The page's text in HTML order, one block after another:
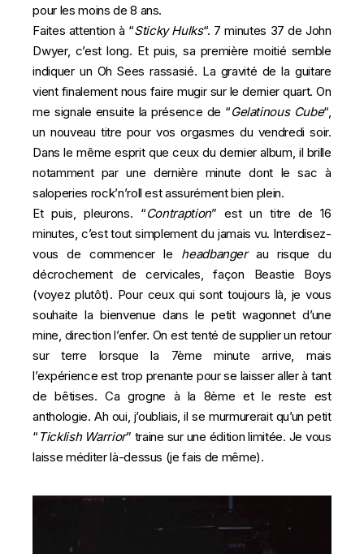
pour les moins de 8 ans.
Faites attention à “Sticky Hulks“. 7 minutes 37 de John
Dwyer, c’est long. Et puis, sa première moitié semble
indiquer un Oh Sees rassasié. La gravité de la guitare
vient finalement nous faire mugir sur le dernier quart. On
me signale ensuite la présence de “Gelatinous Cube“,
un nouveau titre pour vos orgasmes du vendredi soir.
Dans le même esprit que ceux du dernier album, il brille
notamment par une dernière minute dont le sac à
saloperies rock’n’roll est assurément bien plein.
Et puis, pleurons. “Contraption” est un titre de 16
minutes, c’est tout simplement du jamais vu. Interdisez-
vous de commencer le headbangerau risque du
décrochement de cervicales, façon Beastie Boys
(voyez plutôt). Pour ceux qui sont toujours là, je vous
souhaite la bienvenue dans le petit wagonnet d’une
mine, direction l’enfer. On est tenté de supplier un retour
sur terre lorsque la 7ème minute arrive, mais
l’expérience est trop prenante pour se laisser aller à tant
de bêtises. Ca grogne à la 8ème et le reste est
anthologie. Ah oui, j’oubliais, il se murmurerait qu’un petit
“ Ticklish Warrior” traine sur une édition limitée. Je vous
laisse méditer là-dessus (je fais de même).